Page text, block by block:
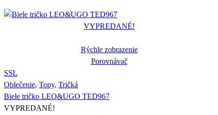
VYPREDANÉ!
Rýchle zobrazenie
Porovnávač
SSL
Oblečenie, Topy, Tričká
Biele tričko LEO&UGO TED967
VYPREDANÉ!